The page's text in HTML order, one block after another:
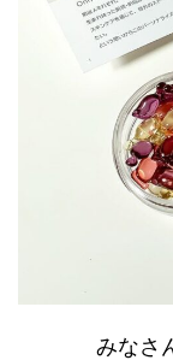
みなさ